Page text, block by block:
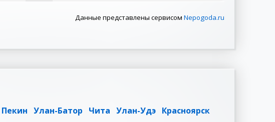
Данные представлены сервисом Nepogoda.ru
Пекин Улан-Батор Чита Улан-Удэ Красноярск